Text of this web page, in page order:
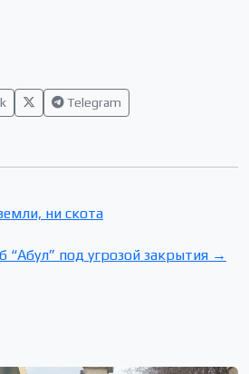
Telegram
ни скота
“Абул” под угрозой закрытия →